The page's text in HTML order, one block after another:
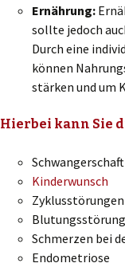
Ernährung:
sollte jedoch
Durch eine
können
stärken und um
Hierbei kann Sie
Kinderwunsch
Schmerzen bei
Endometriose